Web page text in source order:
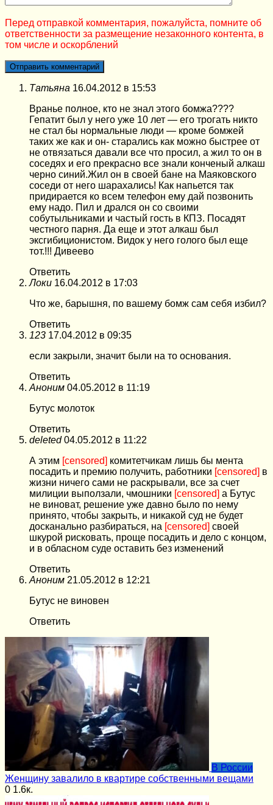
Перед отправкой комментария, пожалуйста, помните об
ответственности за размещение незаконного контента, в
том числе и оскорблений
Татьяна 16.04.2012 в 15:53
Вранье полное, кто не знал этого бомжа????
Гепатит был у него уже 10 лет — его трогать никто
не стал бы нормальные люди — кроме бомжей
таких же как и он- старались как можно быстрее от
не отвязаться давали все что просил, а жил то он в
соседях и его прекрасно все знали конченый алкаш
черно синий.Жил он в своей бане на Маяковского
соседи от него шарахались! Как напьется так
придирается ко всем телефон ему дай позвонить
ему надо. Пил и дрался он со своими
собутыльниками и частый гость в КПЗ. Посадят
честного парня. Да еще и этот алкаш был
эксгибиционистом. Видок у него голого был еще
тот.!!! Дивеево
Ответить
Локи 16.04.2012 в 17:03
Что же, барышня, по вашему бомж сам себя избил?
Ответить
123 17.04.2012 в 09:35
если закрыли, значит были на то основания.
Ответить
Аноним 04.05.2012 в 11:19
Бутус молоток
Ответить
deleted 04.05.2012 в 11:22
А этим [censored] комитетчикам лишь бы мента
посадить и премию получить, работники [censored] в
жизни ничего сами не раскрывали, все за счет
милиции выползали, чмошники [censored] а Бутус
не виноват, решение уже давно было по нему
принято, чтобы закрыть, и никакой суд не будет
досканально разбираться, на [censored] своей
шкурой рисковать, проще посадить и дело с концом,
и в обласном суде оставить без изменений
Ответить
Аноним 21.05.2012 в 12:21
Бутус не виновен
Ответить
В России
Женщину завалило в квартире собственными вещами
0 1.6к.